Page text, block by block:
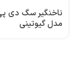
ناخنگیر سگ دی
مدل گیوتینی